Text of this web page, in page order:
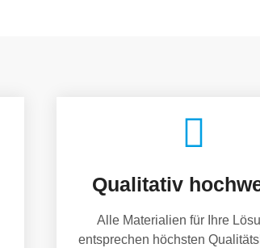
Qualitativ
Alle Materialien für Ihre
entsprechen höchsten